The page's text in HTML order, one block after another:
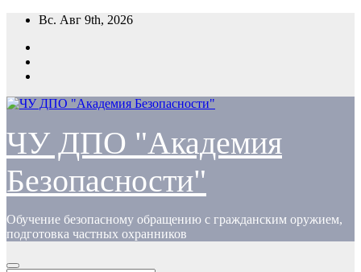
Перейти
содержимому
Вс. Авг 9th, 2026
ЧУ ДПО "Академия
Безопасности"
Обучение безопасному обращению с гражданским оружием,
подготовка частных охранников